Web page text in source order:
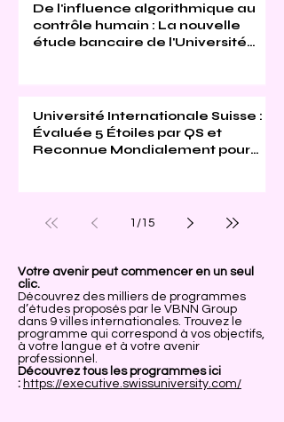
De l'influence algorithmique au
contrôle humain : La nouvelle
étude bancaire de l'Université
Université Internationale Suisse :
Évaluée 5 Étoiles par QS et
Reconnue Mondialement pour
1 /15
Votre avenir peut commencer en un seul
clic.
Découvrez des milliers de programmes
d’études proposés par le VBNN Group
dans 9 villes internationales. Trouvez le
programme qui correspond à vos objectifs,
à votre langue et à votre avenir
professionnel.
Découvrez tous les programmes ici
: https://executive.swissuniversity.com/